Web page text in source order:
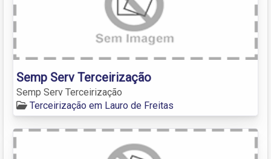
Semp Serv Terceirização
Semp Serv Terceirização
Terceirização em Lauro de Freitas